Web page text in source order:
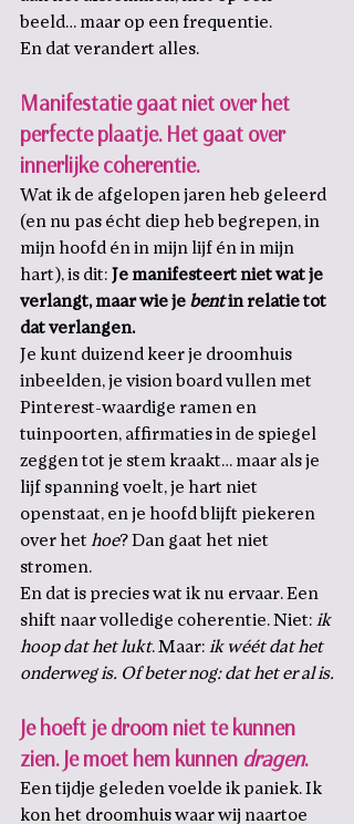
beeld… maar op een frequentie.
En dat verandert alles.
Manifestatie gaat niet over het
perfecte plaatje. Het gaat over
innerlijke coherentie.
Wat ik de afgelopen jaren heb geleerd
(en nu pas écht diep heb begrepen, in
mijn hoofd én in mijn lijf én in mijn
hart), is dit: Je manifesteert niet wat je
verlangt, maar wie je bent in relatie tot
dat verlangen.
Je kunt duizend keer je droomhuis
inbeelden, je vision board vullen met
Pinterest-waardige ramen en
tuinpoorten, affirmaties in de spiegel
zeggen tot je stem kraakt… maar als je
lijf spanning voelt, je hart niet
openstaat, en je hoofd blijft piekeren
over het hoe? Dan gaat het niet
stromen.
En dat is precies wat ik nu ervaar. Een
shift naar volledige coherentie. Niet: ik
hoop dat het lukt. Maar: ik wéét dat het
onderweg is. Of beter nog: dat het er al is.
Je hoeft je droom niet te kunnen
zien. Je moet hem kunnen dragen.
Een tijdje geleden voelde ik paniek. Ik
kon het droomhuis waar wij naartoe